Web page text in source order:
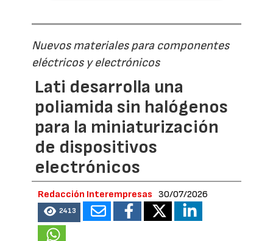
Nuevos materiales para componentes
eléctricos y electrónicos
Lati desarrolla una
poliamida sin halógenos
para la miniaturización
de dispositivos
electrónicos
Redacción Interempresas 30/07/2026
2413